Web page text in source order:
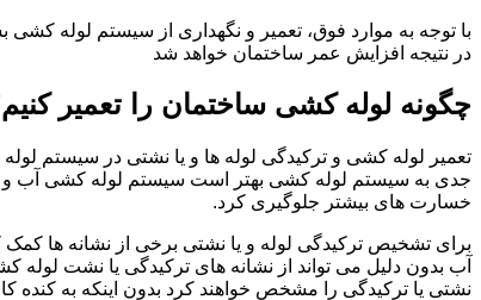
با توجه به موارد فوق، تعمیر و نگهداری از سیستم لوله
در نتیجه افزایش عمر ساختمان خواهد شد
چگونه لوله کشی ساختمان را تعمیر
تعمیر لوله کشی و ترکیدگی لوله ها و یا نشتی در سیستم
جدی به سیستم لوله کشی بهتر است سیستم لوله کشی آب و
خسارت های بیشتر جلوگیری کرد.
برای تشخیص ترکیدگی لوله و یا نشتی برخی از نشانه ها
آب بدون دلیل می تواند از نشانه های ترکیدگی یا نشت
نشتی یا ترکیدگی را مشخص خواهند کرد بدون اینکه به کنده